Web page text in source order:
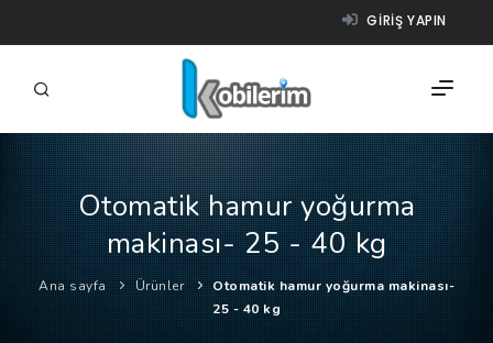
GIRIŞ YAPIN
FIRMALAR
ÜRÜNLER
NASIL ÇALIŞIR?
Otomatik hamur yoğurma
makinası- 25 - 40 kg
Ana sayfa Ürünler
Otomatik hamur yoğurma makinası-
25 - 40 kg